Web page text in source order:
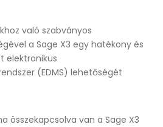
való szabványos
a Sage X3 egy hatékony és
elektronikus
(EDMS) lehetőségét
összekapcsolva van a Sage X3